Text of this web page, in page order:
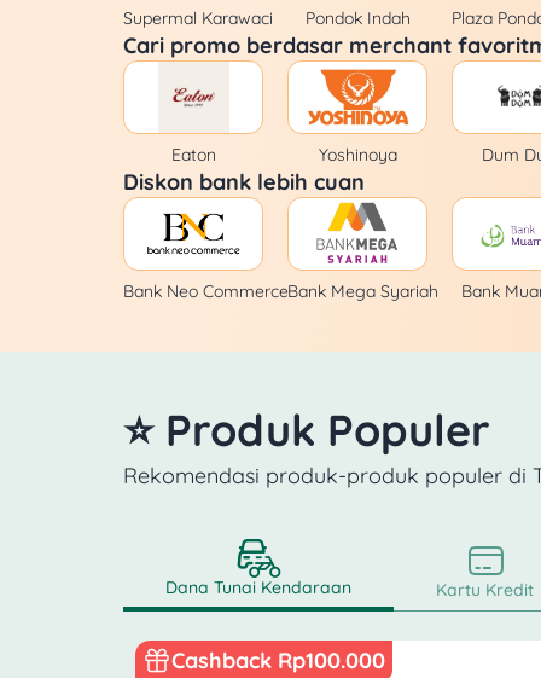
Baskin Robbins
Baso Malang Karapitan
Baso Mie Kopi
BBS Bungeoppang
Beard Papa's
Bebek Bengil
Bebek Semangat
Beef Boss
Benihana
Supermal Karawaci Pondok Indah Plaza
Cari promo berdasar merchant
Eaton Yoshinoya Dum
Diskon bank lebih cuan
Bank Neo CommerceBank Mega Syariah Bank
⭐ Produk Populer
Rekomendasi produk-produk populer di
Dana Tunai Kendaraan Kartu Kredit
Cashback Rp100.000